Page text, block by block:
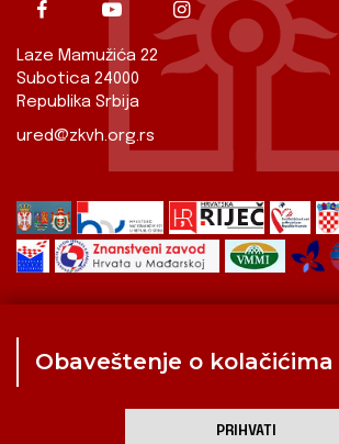
Laze Mamužića 22
Subotica 24000
Republika Srbija
ured@zkvh.org.rs
Kulturna scena
Obaveštenje o kolačićima
PRIHVATI